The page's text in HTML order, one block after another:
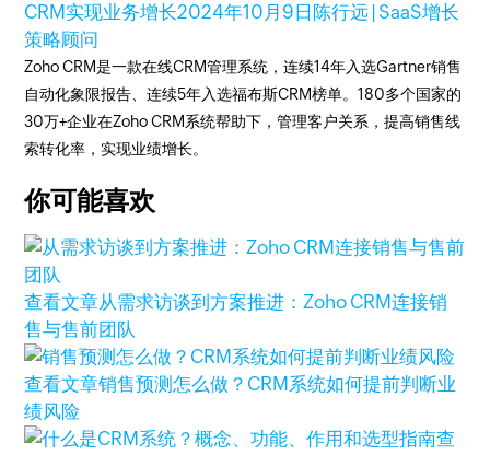
CRM实现业务增长2024年10月9日 陈行远 | SaaS增长
策略顾问
Zoho CRM是一款在线CRM管理系统，连续14年入选Gartner销售
自动化象限报告、连续5年入选福布斯CRM榜单。180多个国家的
30万+企业在Zoho CRM系统帮助下，管理客户关系，提高销售线
索转化率，实现业绩增长。
你可能喜欢
查看文章从需求访谈到方案推进：Zoho CRM连接销
售与售前团队
查看文章销售预测怎么做？CRM系统如何提前判断业
绩风险
查